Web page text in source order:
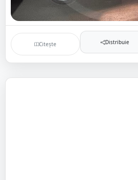
Citește Distribuie